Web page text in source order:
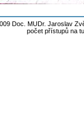
Doc. MUDr. Jaroslav
počet přístupů na